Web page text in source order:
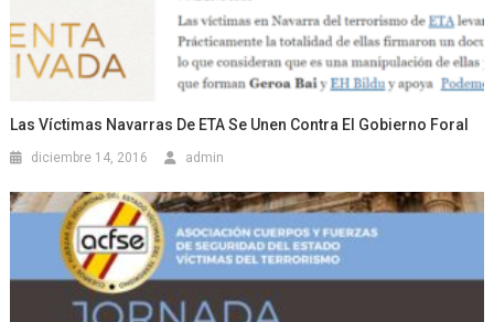
Las Víctimas Navarras De ETA Se Unen Contra El Gobierno Foral
diciembre 14, 2016 admin